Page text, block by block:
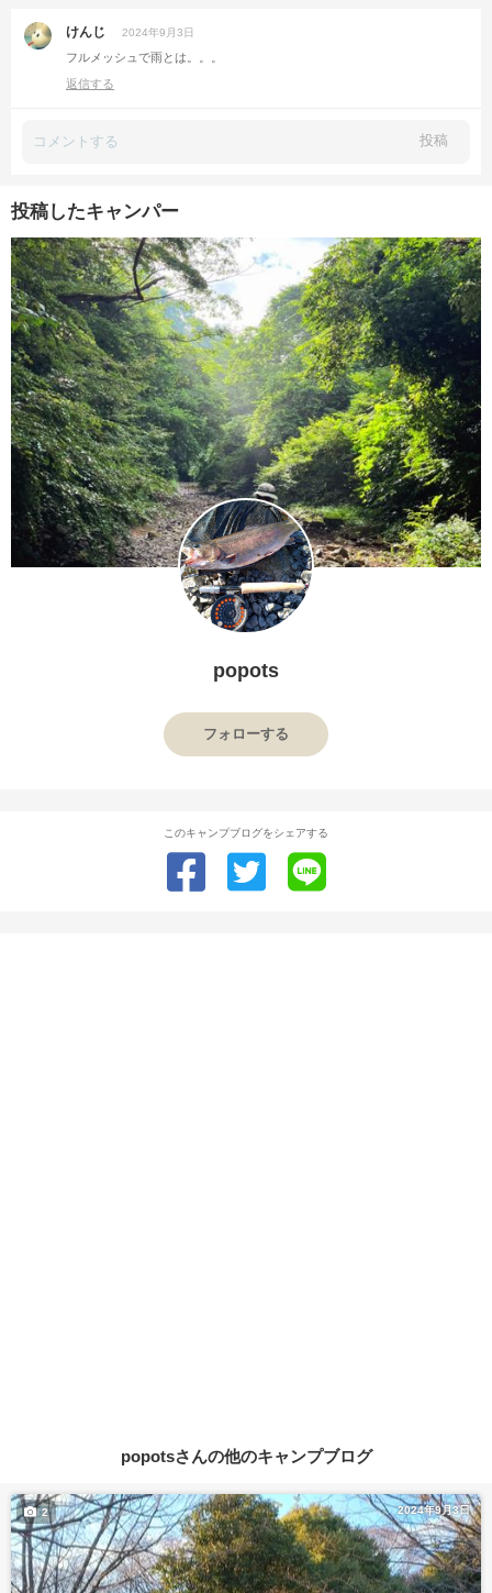
けんじ 2024年9月3日
フルメッシュで雨とは。。。
返信する
投稿
投稿したキャンパー
popots
フォローする
このキャンプブログをシェアする
popotsさんの他のキャンプブログ
2024年9月3日
2